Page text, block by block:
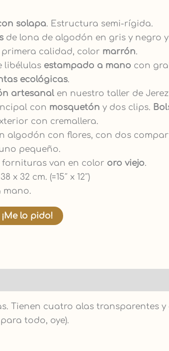
solapa. Estructura semi-rígida.
de lona de algodón en gris y negro y
calidad, color marrón.
libélulas estampado a mano con
ecológicas.
artesanal en nuestro taller de
con mosquetón y dos clips.
con cremallera.
algodón con flores, con dos
pequeño.
fornituras van en color oro viejo.
x 32 cm. (=15″ x 12″)
¡Me lo pido!
Tienen cuatro alas transparentes y
todo, oye).